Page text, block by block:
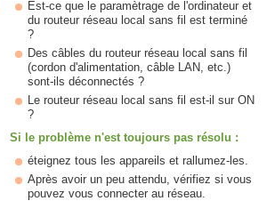
Est-ce que le paramètrage de l'ordinateur et
du routeur réseau local sans fil est terminé
?
Des câbles du routeur réseau local sans fil
(cordon d'alimentation, câble LAN, etc.)
sont-ils déconnectés ?
Le routeur réseau local sans fil est-il sur ON
?
Si le problème n'est toujours pas résolu :
éteignez tous les appareils et rallumez-les.
Après avoir un peu attendu, vérifiez si vous
pouvez vous connecter au réseau.